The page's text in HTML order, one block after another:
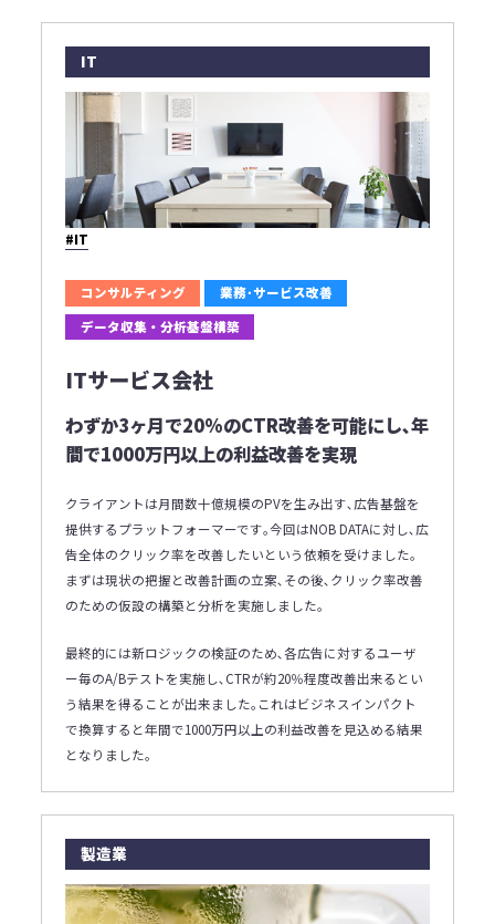
IT
#IT
コンサルティング
業務･サービス改善
データ収集・分析基盤構築
ITサービス会社
わずか3ヶ月で20%のCTR改善を可能にし､年
間で1000万円以上の利益改善を実現
クライアントは月間数十億規模のPVを生み出す､広告基盤を
提供するプラットフォーマーです｡今回はNOB DATAに対し､広
告全体のクリック率を改善したいという依頼を受けました｡
まずは現状の把握と改善計画の立案､その後､クリック率改善
のための仮設の構築と分析を実施しました｡
最終的には新ロジックの検証のため､各広告に対するユーザ
ー毎のA/Bテストを実施し､CTRが約20％程度改善出来るとい
う結果を得ることが出来ました｡これはビジネスインパクト
で換算すると年間で1000万円以上の利益改善を見込める結果
となりました｡
製造業